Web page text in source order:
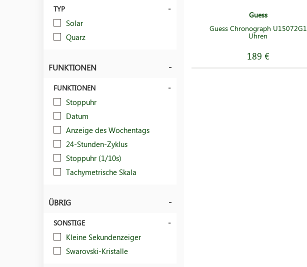
TYP
Solar
Quarz
FUNKTIONEN
FUNKTIONEN
Stoppuhr
Datum
Anzeige des Wochentags
24-Stunden-Zyklus
Stoppuhr (1/10s)
Tachymetrische Skala
ÜBRIG
SONSTIGE
Kleine Sekundenzeiger
Swarovski-Kristalle
Guess
Guess Chronograph U15072G1
Uhren
189 €